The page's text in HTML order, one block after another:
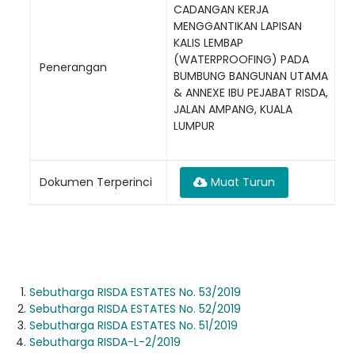
Penerangan
CADANGAN KERJA
MENGGANTIKAN LAPISAN
KALIS LEMBAP
(WATERPROOFING) PADA
BUMBUNG BANGUNAN UTAMA
& ANNEXE IBU PEJABAT RISDA,
JALAN AMPANG, KUALA
LUMPUR
Dokumen Terperinci Muat Turun
Sebutharga RISDA ESTATES No. 53/2019
Sebutharga RISDA ESTATES No. 52/2019
Sebutharga RISDA ESTATES No. 51/2019
Sebutharga RISDA-L-2/2019